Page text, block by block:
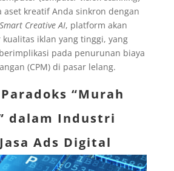
aset kreatif Anda sinkron dengan
Smart Creative AI, platform akan
iklan yang tinggi, yang
pada penurunan biaya
(CPM) di pasar lelang.
“Murah
dalam Industri
Ads Digital